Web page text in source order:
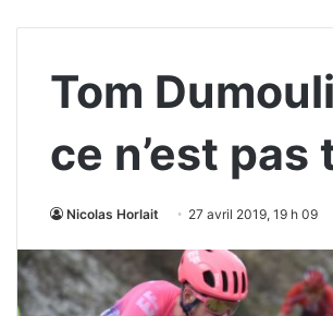
Tom
ce n’est
Nicolas Horlait 27 avril 2019, 19 h 09